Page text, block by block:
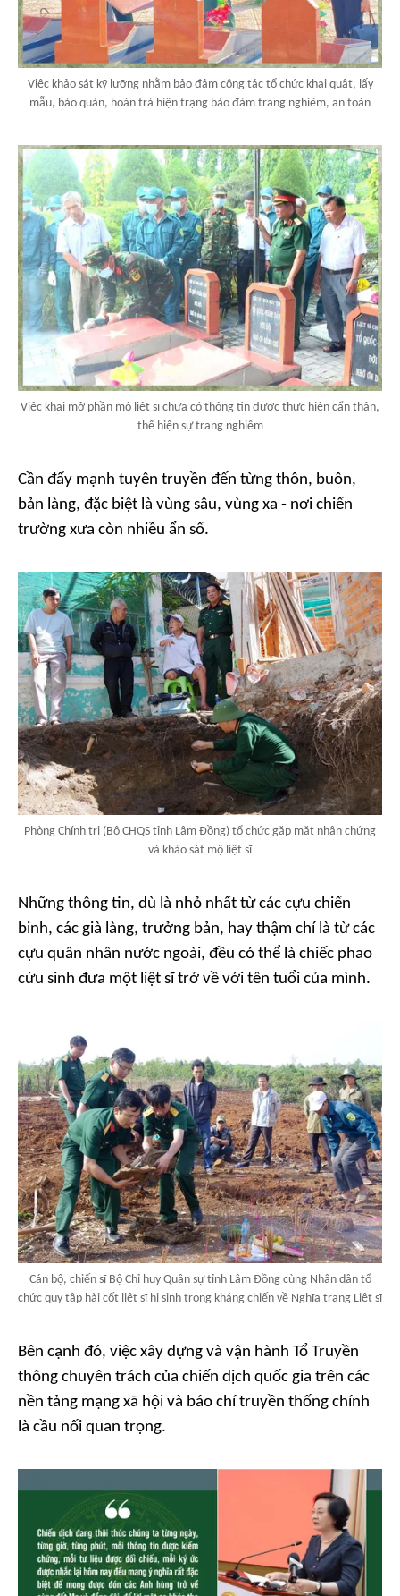
Việc khảo sát kỹ lưỡng nhằm bảo đảm công tác tổ chức khai quật, lấy
mẫu, bảo quản, hoàn trả hiện trạng bảo đảm trang nghiêm, an toàn
Việc khai mở phần mộ liệt sĩ chưa có thông tin được thực hiện cẩn thận,
thể hiện sự trang nghiêm
Cần đẩy mạnh tuyên truyền đến từng thôn, buôn,
bản làng, đặc biệt là vùng sâu, vùng xa - nơi chiến
trường xưa còn nhiều ẩn số.
Phòng Chính trị (Bộ CHQS tỉnh Lâm Đồng) tổ chức gặp mặt nhân chứng
và khảo sát mộ liệt sĩ
Những thông tin, dù là nhỏ nhất từ các cựu chiến
binh, các già làng, trưởng bản, hay thậm chí là từ các
cựu quân nhân nước ngoài, đều có thể là chiếc phao
cứu sinh đưa một liệt sĩ trở về với tên tuổi của mình.
Cán bộ, chiến sĩ Bộ Chỉ huy Quân sự tỉnh Lâm Đồng cùng Nhân dân tổ
chức quy tập hài cốt liệt sĩ hi sinh trong kháng chiến về Nghĩa trang Liệt sĩ
Bên cạnh đó, việc xây dựng và vận hành Tổ Truyền
thông chuyên trách của chiến dịch quốc gia trên các
nền tảng mạng xã hội và báo chí truyền thống chính
là cầu nối quan trọng.